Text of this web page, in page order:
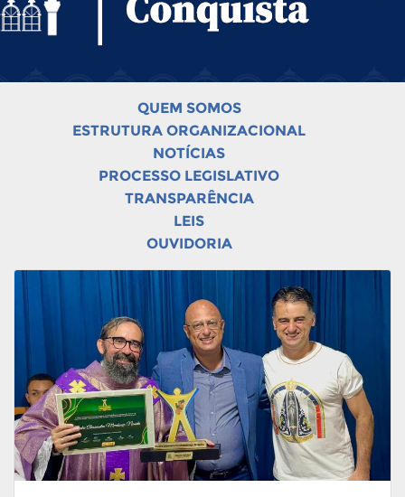
QUEM SOMOS
ESTRUTURA ORGANIZACIONAL
NOTÍCIAS
PROCESSO LEGISLATIVO
TRANSPARÊNCIA
LEIS
OUVIDORIA